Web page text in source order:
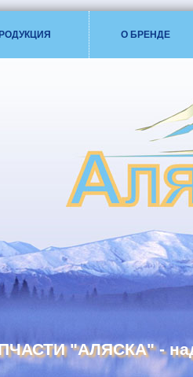
О БРЕНДЕ
"АЛЯСКА" -